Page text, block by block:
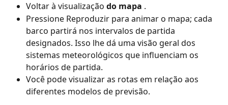
Voltar à visualização do mapa .
Pressione Reproduzir para animar o mapa; cada
barco partirá nos intervalos de partida
designados. Isso lhe dá uma visão geral dos
sistemas meteorológicos que influenciam os
horários de partida.
Você pode visualizar as rotas em relação aos
diferentes modelos de previsão.